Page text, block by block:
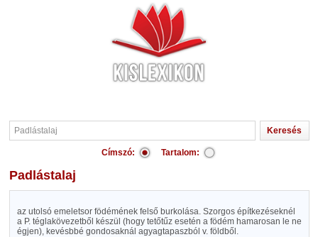
Címszó: Tartalom:
Padlástalaj
az utolsó emeletsor födémének felső burkolása. Szorgos építkezéseknél
a P. téglakövezetből készül (hogy tetőtűz esetén a födém hamarosan le ne
égjen), kevésbbé gondosaknál agyagtapaszból v. földből.